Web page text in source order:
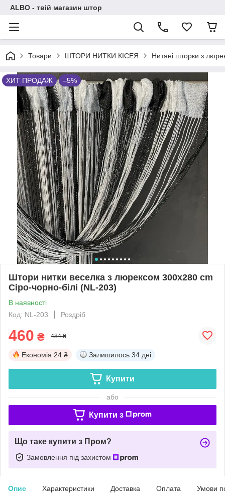
ALBO - твій магазин штор
Товари ШТОРИ НИТКИ КІСЕЯ Нитяні шторки з
ХИТ ПРОДАЖ –5%
Штори нитки веселка з люрексом 300x280 cm
Сіро-чорно-білі (NL-203)
В наявності
Код: NL-203
Роздріб
460 ₴ 484 ₴
Економія 24 ₴ Залишилось 34 дні
Купити
або
Купити з
Що таке купити з Пром?
Замовлення під захистом
Опис Характеристики Доставка Оплата Умови